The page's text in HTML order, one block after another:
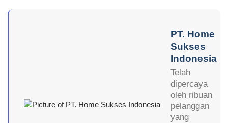
PT. Home
Sukses
Indonesia
Telah
dipercaya
oleh ribuan
pelanggan
yang